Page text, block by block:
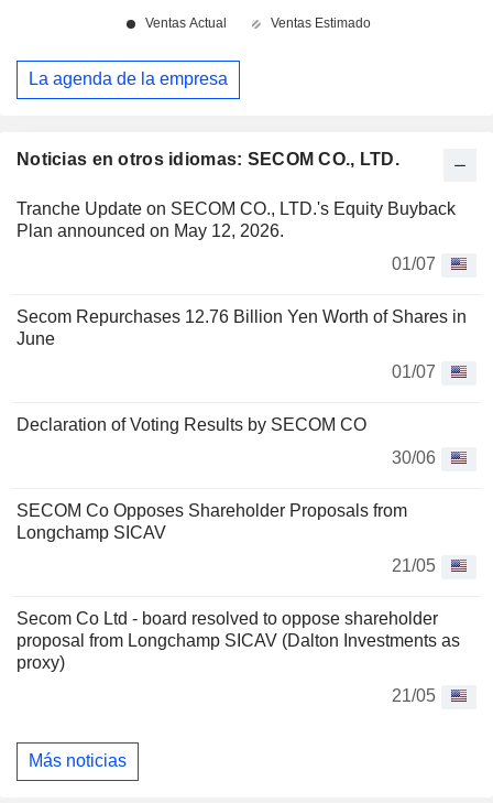
Noticias en otros idiomas: SECOM CO., LTD.
Tranche Update on SECOM CO., LTD.'s Equity Buyback
Plan announced on May 12, 2026.
01/07
Secom Repurchases 12.76 Billion Yen Worth of Shares in
June
01/07
Declaration of Voting Results by SECOM CO
30/06
SECOM Co Opposes Shareholder Proposals from
Longchamp SICAV
21/05
Secom Co Ltd - board resolved to oppose shareholder
proposal from Longchamp SICAV (Dalton Investments as
proxy)
21/05
Más noticias
La agenda de la empresa